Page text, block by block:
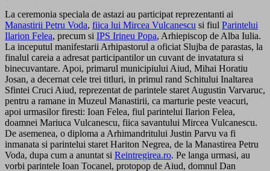
La ceremonia speciala de astazi au participat reprezentanti ai
Manastirii Petru Voda, fiica lui Mircea Vulcanescu si fiul Parintelui
Ilarion Felea, precum si IPS Irineu Popa, Arhiepiscop de Alba Iulia.
La inceputul manifestarii Arhipastorul a oficiat Slujba de parastas, la
finalul careia a adresat participantilor un cuvant de invatatura si
binecuvantare. Apoi, primarul municipiului Aiud, Mihai Horatiu
Josan, a decernat cele trei titluri, in primul rand Schitului Inaltarea
Sfintei Cruci Aiud, reprezentat de parintele staret Augustin Varvaruc,
pentru a ramane in Muzeul Manastirii, ca marturie peste veacuri,
apoi urmasilor firesti: Ioan Felea, fiul parintelui Ilarion Felea,
doamnei Mariuca Vulcanescu, fiica savantului Mircea Vulcanescu.
De asemenea, o diploma a Arhimandritului Justin Parvu va fi
inmanata si parintelui staret Hariton Negrea, de la Manastirea Petru
Voda, dupa cum a anuntat si Reintregirea.ro. Pe langa urmasi, au
vorbi parintele Ioan Tocanel, protopop de Aiud, domnul Dan